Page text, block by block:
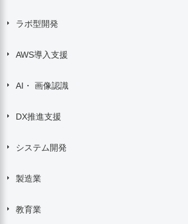
ラボ型開発
AWS導入支援
AI・ 画像認識
DX推進支援
システム開発
製造業
教育業